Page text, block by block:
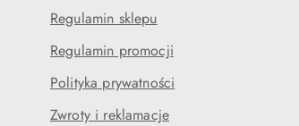
Regulamin sklepu
Regulamin promocji
Polityka prywatności
Zwroty i reklamacje